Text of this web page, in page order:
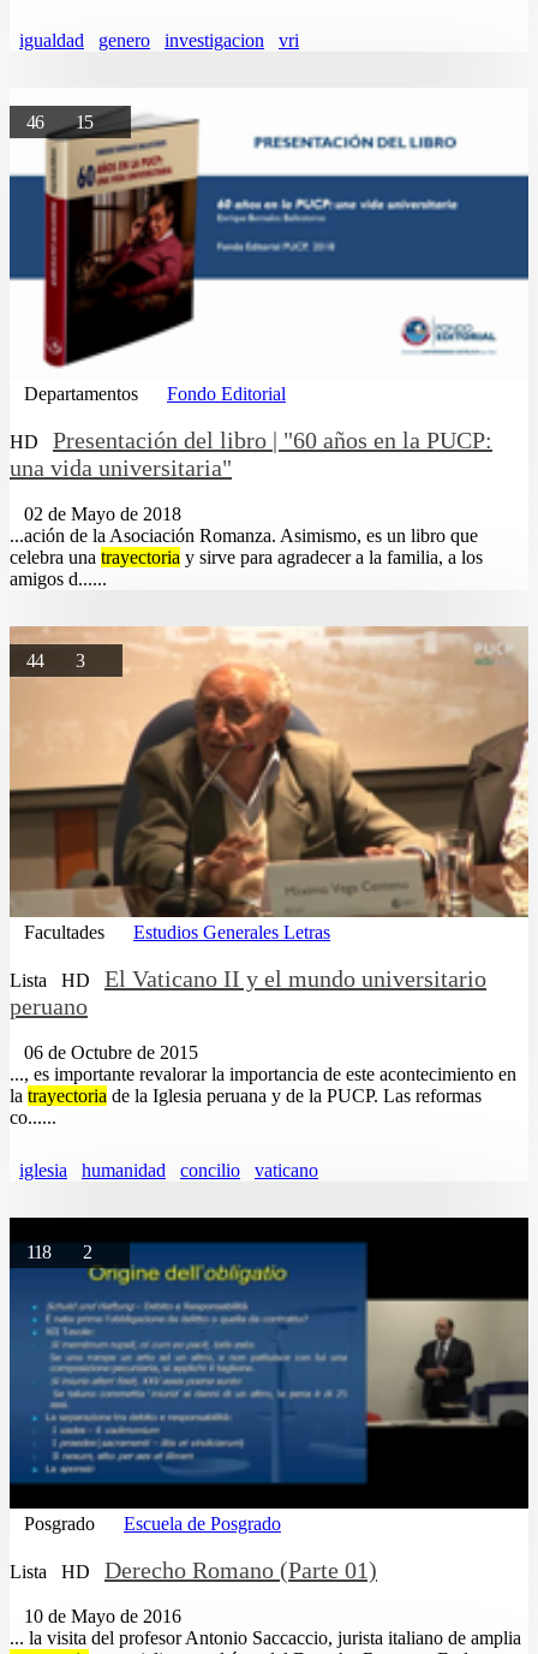
igualdad genero investigacion vri
46 15
Departamentos Fondo Editorial
HD
Presentación del libro | "60 años en la PUCP:
una vida universitaria"
02 de Mayo de 2018
...ación de la Asociación Romanza. Asimismo, es un libro que
celebra una trayectoria y sirve para agradecer a la familia, a los
amigos d......
44 3
Facultades Estudios Generales Letras
Lista HD
El Vaticano II y el mundo universitario
peruano
06 de Octubre de 2015
..., es importante revalorar la importancia de este acontecimiento en
la trayectoria de la Iglesia peruana y de la PUCP. Las reformas
co......
iglesia humanidad concilio vaticano
118 2
Posgrado Escuela de Posgrado
Lista HD Derecho Romano (Parte 01)
10 de Mayo de 2016
... la visita del profesor Antonio Saccaccio, jurista italiano de amplia